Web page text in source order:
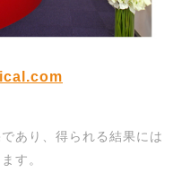
あり、得られる結果には
す。